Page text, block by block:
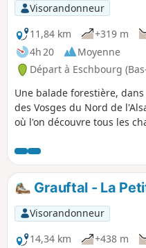
Visorandonneur
11,84 km
+319 m
4h 20
Moyenne
Départ à Eschbourg
Une balade forestière,
des Vosges du Nord de
où l'on découvre tous les
des Païens et un retour vers
troglodytes de Graufthal.
Grauftal - La
Visorandonneur
14,34 km
+438 m